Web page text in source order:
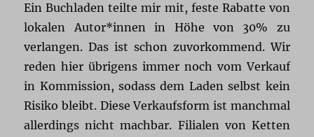
Ein Buchladen teilte mir mit, feste Rabatte von
lokalen Autor*innen in Höhe von 30% zu
verlangen. Das ist schon zuvorkommend. Wir
reden hier übrigens immer noch vom Verkauf
in Kommission, sodass dem Laden selbst kein
Risiko bleibt. Diese Verkaufsform ist manchmal
allerdings nicht machbar. Filialen von Ketten